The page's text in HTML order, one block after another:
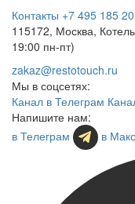
Контакты +7 495 185
115172, Москва,
19:00 пн-пт)
zakaz@restotouch.ru
Мы в соцсетях:
Канал в Телеграм
Напишите нам:
в Телеграм
в Макс